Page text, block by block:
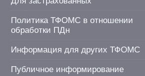
Политика ТФОМС в отношении
обработки ПДн
Информация для других ТФОМС
Публичное информирование